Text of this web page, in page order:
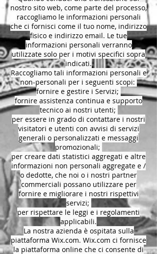
nostro sito web, come parte del processo,
raccogliamo le informazioni personali
che ci fornisci come il tuo nome, indirizzo
fisico e indirizzo email. Le tue
informazioni personali verranno
utilizzate solo per i motivi specifici sopra
indicati.
Raccogliamo tali informazioni personali e
non-personali per i seguenti scopi:
fornire e gestire i Servizi;
fornire assistenza continua e supporto
tecnico ai nostri utenti;
per essere in grado di contattare i nostri
visitatori e utenti con avvisi di servizi
generali o personalizzati e messaggi
promozionali;
per creare dati statistici aggregati e altre
informazioni non personali aggregate e /
o dedotte, che noi o i nostri partner
commerciali possano utilizzare per
fornire e migliorare i nostri rispettivi
servizi;
per rispettare le leggi e i regolamenti
applicabili.
La nostra azienda è ospitata sulla
piattaforma Wix.com. Wix.com ci fornisce
la piattaforma online che ci consente di